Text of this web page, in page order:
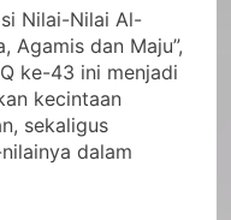
Nilai-Nilai Al-
Agamis dan Maju”,
ke-43 ini menjadi
kecintaan
sekaligus
dalam